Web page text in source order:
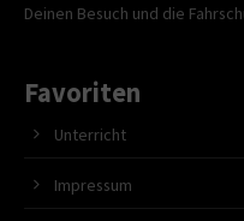
Deinen Besuch und die
Favoriten
Unterricht
Impressum